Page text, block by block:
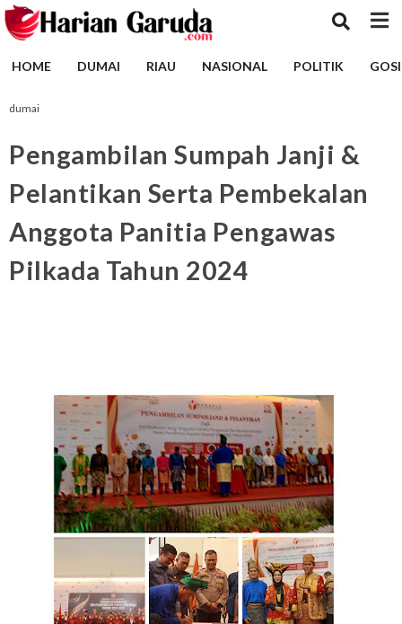
HOME DUMAI RIAU NASIONAL POLITIK
dumai
Pengambilan Sumpah Janji &
Pelantikan Serta Pembekalan
Anggota Panitia Pengawas
Pilkada Tahun 2024